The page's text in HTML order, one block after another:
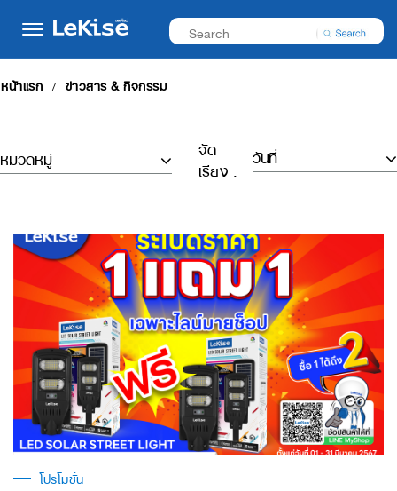
หน้าแรก ข่าวสาร & กิจกรรม
จัด
เรียง :
โปรโมชั่น